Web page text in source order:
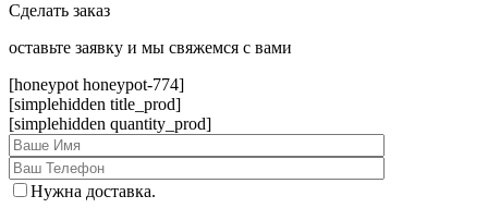
Сделать заказ
оcтавьте заявку и мы свяжемся с вами
[honeypot honeypot-774]
[simplehidden title_prod]
[simplehidden quantity_prod]
Нужна доставка.